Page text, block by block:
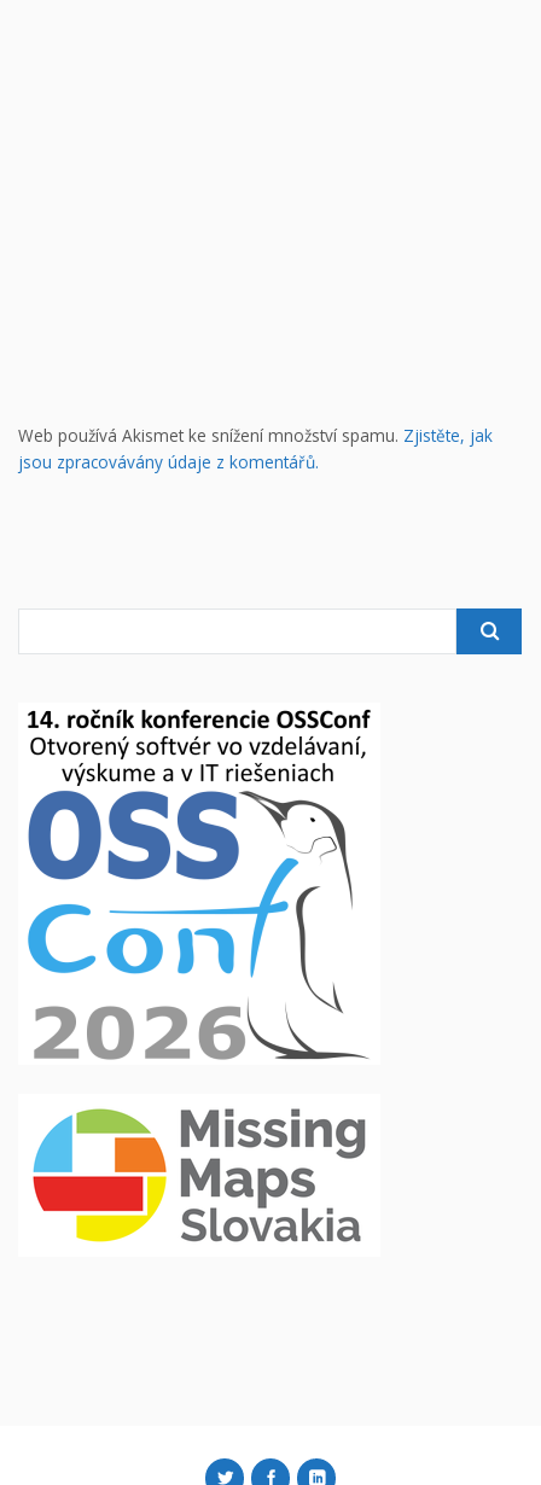
Web používá Akismet ke snížení množství spamu. Zjistěte, jak
jsou zpracovávány údaje z komentářů.